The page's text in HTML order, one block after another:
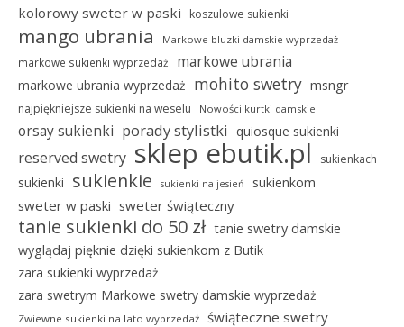
kolorowy sweter w paski koszulowe sukienki
mango ubrania Markowe bluzki damskie wyprzedaż
markowe sukienki wyprzedaż markowe ubrania
markowe ubrania wyprzedaż mohito swetry msngr
najpiękniejsze sukienki na weselu Nowości kurtki damskie
orsay sukienki porady stylistki quiosque sukienki
reserved swetry sklep ebutik.pl sukienkach
sukienki sukienkie sukienki na jesień sukienkom
sweter w paski sweter świąteczny
tanie sukienki do 50 zł tanie swetry damskie
wyglądaj pięknie dzięki sukienkom z Butik
zara sukienki wyprzedaż
zara swetrym Markowe swetry damskie wyprzedaż
Zwiewne sukienki na lato wyprzedaż świąteczne swetry